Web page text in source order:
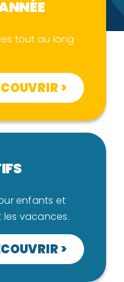
tout au long
>
enfants et
vacances.
>